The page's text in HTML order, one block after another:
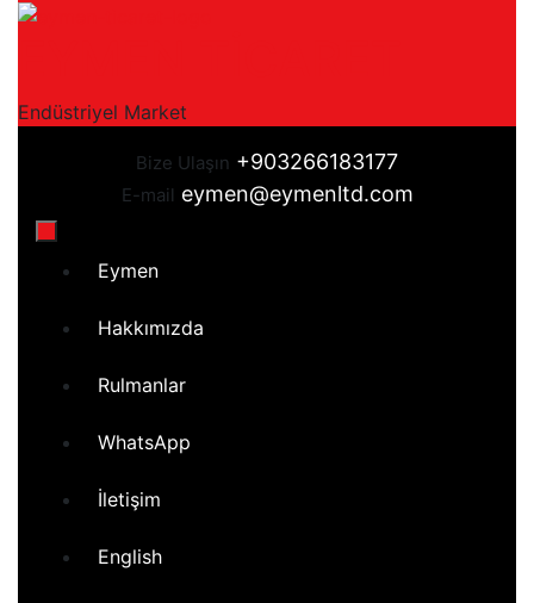
Skip
Endüstriyel Market
Bize Ulaşın +903266183177
E-mail eymen@eymenltd.com
Open
ButtonEymen
Hakkımızda
Rulmanlar
WhatsApp
İletişim
English